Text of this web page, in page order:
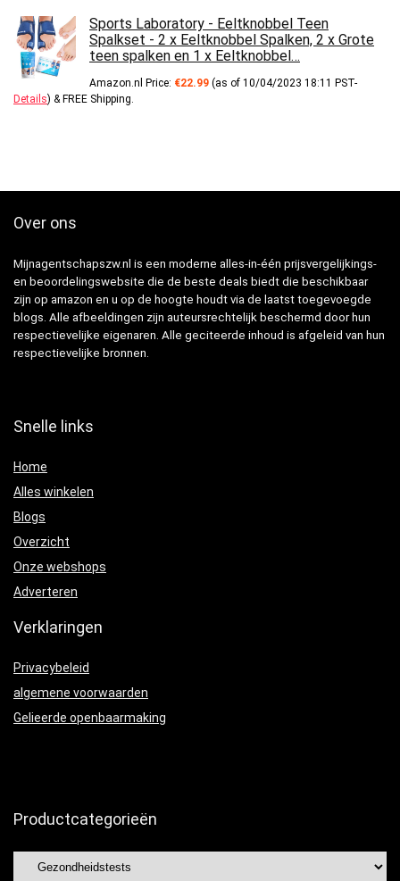
Sports Laboratory - Eeltknobbel Teen
Spalkset - 2 x Eeltknobbel Spalken, 2 x Grote
teen spalken en 1 x Eeltknobbel…
Amazon.nl Price: €22.99 (as of 10/04/2023 18:11 PST-
Details) & FREE Shipping
Over ons
Mijnagentschapszw.nl is een moderne alles-in-één prijsvergelijkings-
en beoordelingswebsite die de beste deals biedt die beschikbaar
zijn op amazon en u op de hoogte houdt via de laatst toegevoegde
blogs. Alle afbeeldingen zijn auteursrechtelijk beschermd door hun
respectievelijke eigenaren. Alle geciteerde inhoud is afgeleid van hun
respectievelijke bronnen.
Snelle links
Home
Alles winkelen
Blogs
Overzicht
Onze webshops
Adverteren
Verklaringen
Privacybeleid
algemene voorwaarden
Gelieerde openbaarmaking
Productcategorieën